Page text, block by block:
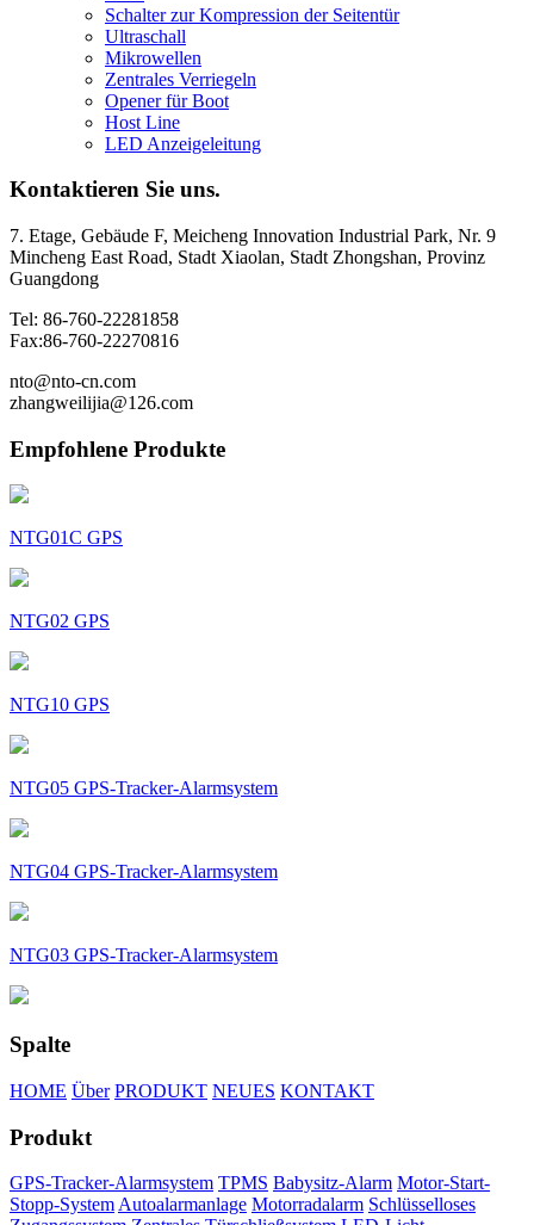
Schalter zur Kompression der Seitentür
Ultraschall
Mikrowellen
Zentrales Verriegeln
Opener für Boot
Host Line
LED Anzeigeleitung
Kontaktieren Sie uns.
7. Etage, Gebäude F, Meicheng Innovation Industrial Park, Nr. 9
Mincheng East Road, Stadt Xiaolan, Stadt Zhongshan, Provinz
Guangdong
Tel: 86-760-22281858
Fax:86-760-22270816
nto@nto-cn.com
zhangweilijia@126.com
Empfohlene Produkte
NTG01C GPS
NTG02 GPS
NTG10 GPS
NTG05 GPS-Tracker-Alarmsystem
NTG04 GPS-Tracker-Alarmsystem
NTG03 GPS-Tracker-Alarmsystem
Spalte
HOME Über PRODUKT NEUES KONTAKT
Produkt
GPS-Tracker-Alarmsystem TPMS Babysitz-Alarm Motor-Start-
Stopp-System Autoalarmanlage Motorradalarm Schlüsselloses